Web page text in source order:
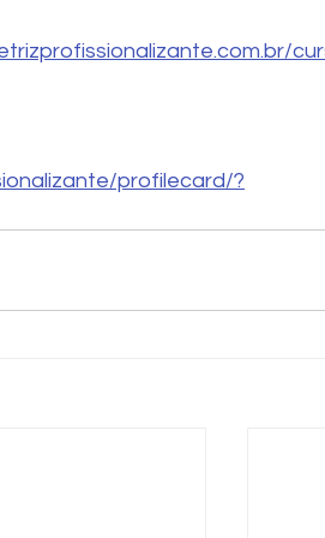
profilecard/?